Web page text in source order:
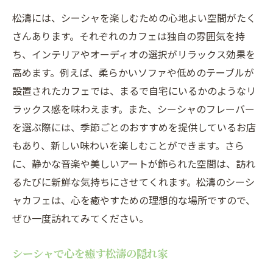
松濤には、シーシャを楽しむための心地よい空間がたく
さんあります。それぞれのカフェは独自の雰囲気を持
ち、インテリアやオーディオの選択がリラックス効果を
高めます。例えば、柔らかいソファや低めのテーブルが
設置されたカフェでは、まるで自宅にいるかのようなリ
ラックス感を味わえます。また、シーシャのフレーバー
を選ぶ際には、季節ごとのおすすめを提供しているお店
もあり、新しい味わいを楽しむことができます。さら
に、静かな音楽や美しいアートが飾られた空間は、訪れ
るたびに新鮮な気持ちにさせてくれます。松濤のシーシ
ャカフェは、心を癒やすための理想的な場所ですので、
ぜひ一度訪れてみてください。
シーシャで心を癒す松濤の隠れ家